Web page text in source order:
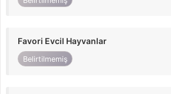
Favori Evcil Hayvanlar
Belirtilmemiş